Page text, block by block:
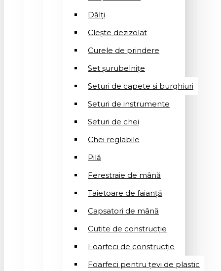
Dălți
Clește dezizolat
Curele de prindere
Set șurubelnițe
Seturi de capete si burghiuri
Seturi de instrumente
Seturi de chei
Chei reglabile
Pilă
Ferestraie de mână
Taietoare de faianță
Capsatori de mână
Cuțite de construcție
Foarfeci de construcție
Foarfeci pentru țevi de plastic